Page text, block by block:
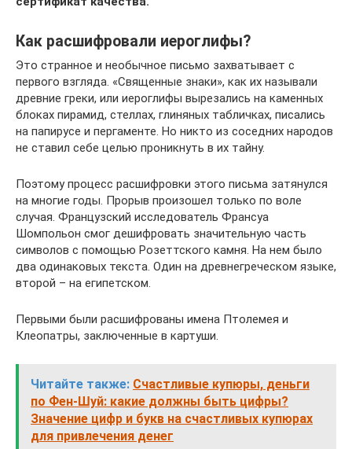
Как расшифровали иероглифы?
Это странное и необычное письмо захватывает с
первого взгляда. «Священные знаки», как их называли
древние греки, или иероглифы вырезались на каменных
блоках пирамид, стеллах, глиняных табличках, писались
на папирусе и пергаменте. Но никто из соседних народов
не ставил себе целью проникнуть в их тайну.
Поэтому процесс расшифровки этого письма затянулся
на многие годы. Прорыв произошел только по воле
случая. Французский исследователь Франсуа
Шомпольон смог дешифровать значительную часть
символов с помощью Розеттского камня. На нем было
два одинаковых текста. Один на древнегреческом языке,
второй – на египетском.
Первыми были расшифрованы имена Птолемея и
Клеопатры, заключенные в картуши.
Читайте также: Счастливые купюры, деньги
по Фен-Шуй: какие должны быть цифры?
Значение цифр и букв на счастливых купюрах
для привлечения денег